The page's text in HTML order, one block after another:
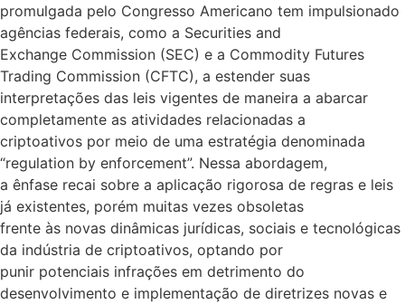
promulgada pelo Congresso Americano tem impulsionado
agências federais, como a Securities and
Exchange Commission (SEC) e a Commodity Futures
Trading Commission (CFTC), a estender suas
interpretações das leis vigentes de maneira a abarcar
completamente as atividades relacionadas a
criptoativos por meio de uma estratégia denominada
“regulation by enforcement”. Nessa abordagem,
a ênfase recai sobre a aplicação rigorosa de regras e leis
já existentes, porém muitas vezes obsoletas
frente às novas dinâmicas jurídicas, sociais e tecnológicas
da indústria de criptoativos, optando por
punir potenciais infrações em detrimento do
desenvolvimento e implementação de diretrizes novas e